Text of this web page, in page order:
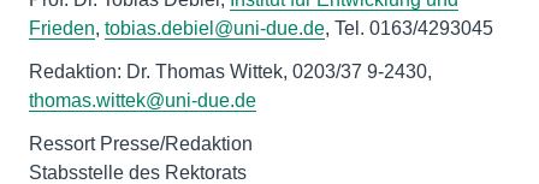
Frieden, tobias.debiel@uni-due.de, Tel. 0163/4293045
Redaktion: Dr. Thomas Wittek, 0203/37 9-2430,
thomas.wittek@uni-due.de
Ressort Presse/Redaktion
Stabsstelle des Rektorats